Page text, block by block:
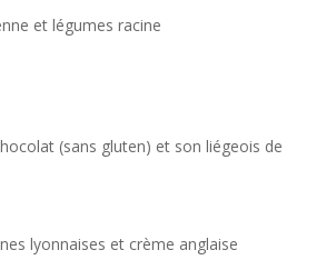
et légumes racine
(sans gluten) et son liégeois de
lyonnaises et crème anglaise